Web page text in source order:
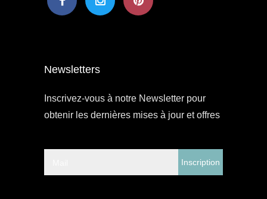
Newsletters
Inscrivez-vous à notre Newsletter pour
obtenir les dernières mises à jour et offres